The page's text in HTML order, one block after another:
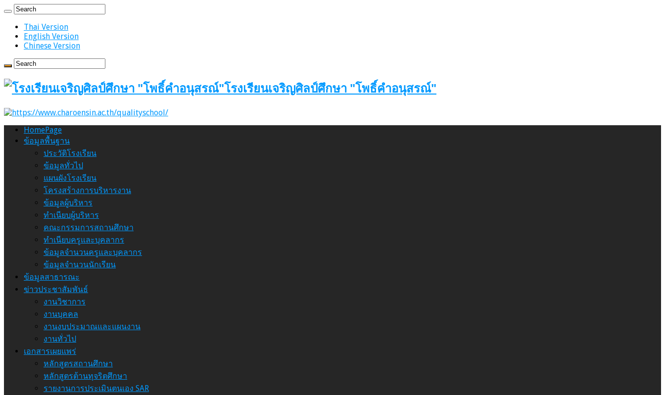
Thai Version
English Version
Chinese Version
โรงเรียนเจริญศิลป์ศึกษา "โพธิ์คำอนุสรณ์"
HomePage
ข้อมูลพื้นฐาน
ประวัติโรงเรียน
ข้อมูลทั่วไป
แผนผังโรงเรียน
โครงสร้างการบริหารงาน
ข้อมูลผู้บริหาร
ทำเนียบผู้บริหาร
คณะกรรมการสถานศึกษา
ทำเนียบครูและบุคลากร
ข้อมูลจำนวนครูและบุคลากร
ข้อมูลจำนวนนักเรียน
ข้อมูลสาธารณะ
ข่าวประชาสัมพันธ์
งานวิชาการ
งานบุคคล
งานงบประมาณและแผนงาน
งานทั่วไป
เอกสารเผยแพร่
หลักสูตรสถานศึกษา
หลักสูตรต้านทุจริตศึกษา
รายงานการประเมินตนเอง SAR